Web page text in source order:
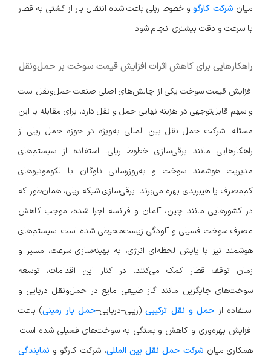
میان شرکت کارگوو خطوط ریلی باعث شده انتقال بار از کشتی به قطار
با سرعت و دقت بیشتری انجام شود.
راهکارهایی برای کاهش اثرات افزایش قیمت سوخت بر حمل‌ونقل
افزایش قیمت سوخت یکی از چالش‌های اصلی صنعت حمل‌ونقل است
و سهم قابل‌توجهی در هزینه نهایی حمل‌ و نقل دارد. برای مقابله با این
مسئله، شرکت حمل نقل بین المللی به‌ویژه در حوزه حمل ریلی از
راهکارهایی مانند برقی‌سازی خطوط ریلی، استفاده از سیستم‌های
مدیریت هوشمند سوخت و به‌روزرسانی ناوگان با لکوموتیوهای
کم‌مصرف یا هیبریدی بهره می‌برند. برقی‌سازی شبکه ریلی، همان‌طور که
در کشورهایی مانند چین، آلمان و فرانسه اجرا شده، موجب کاهش
مصرف سوخت فسیلی و آلودگی زیست‌محیطی شده است. سیستم‌های
هوشمند نیز با پایش لحظه‌ای انرژی، به بهینه‌سازی سرعت، مسیر و
زمان توقف قطار کمک می‌کنند. در کنار این اقدامات، توسعه
سوخت‌های جایگزین مانند گاز طبیعی مایع در حمل‌ونقل دریایی و
استفاده از حمل و نقل ترکیبی(ریلی–دریایی–حمل بار زمینی) باعث
افزایش بهره‌وری و کاهش وابستگی به سوخت‌های فسیلی شده است.
همکاری میان شرکت حمل نقل بین المللی، شرکت کارگو و نمایندگی